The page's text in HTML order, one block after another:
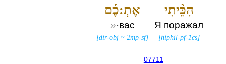
הִכֵּ֨יתִי
Я поражал
[hiphil-pf-1cs]
אֶתְ:כֶ֜ם
»·вас
[dir-obj ~2mp-sf]
07711